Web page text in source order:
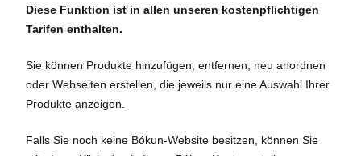
Diese Funktion ist in allen unseren kostenpflichtigen
Tarifen enthalten.
Sie können Produkte hinzufügen, entfernen, neu anordnen
oder Webseiten erstellen, die jeweils nur eine Auswahl Ihrer
Produkte anzeigen.
Falls Sie noch keine Bókun-Website besitzen, können Sie